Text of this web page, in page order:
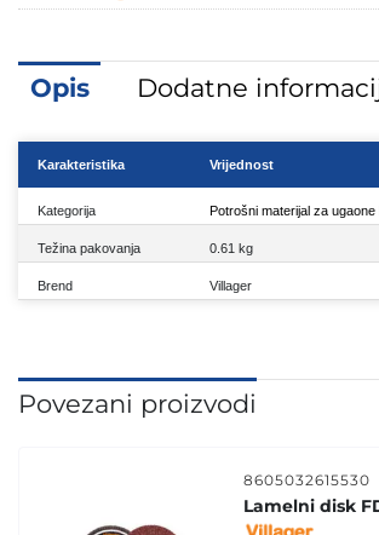
Opis Dodatne
Karakteristika Vrijednost
Kategorija Potrošni materijal za ugaone
Težina pakovanja 0.61 kg
Brend Villager
Povezani proizvodi
8605032615530
Lamelni disk